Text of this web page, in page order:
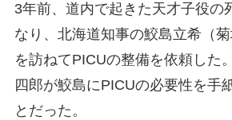
3年前、道内で起きた天才子役の
なり、北海道知事の鮫島立希（
を訪ねてPICUの整備を依頼した
四郎が鮫島にPICUの必要性を手
とだった。